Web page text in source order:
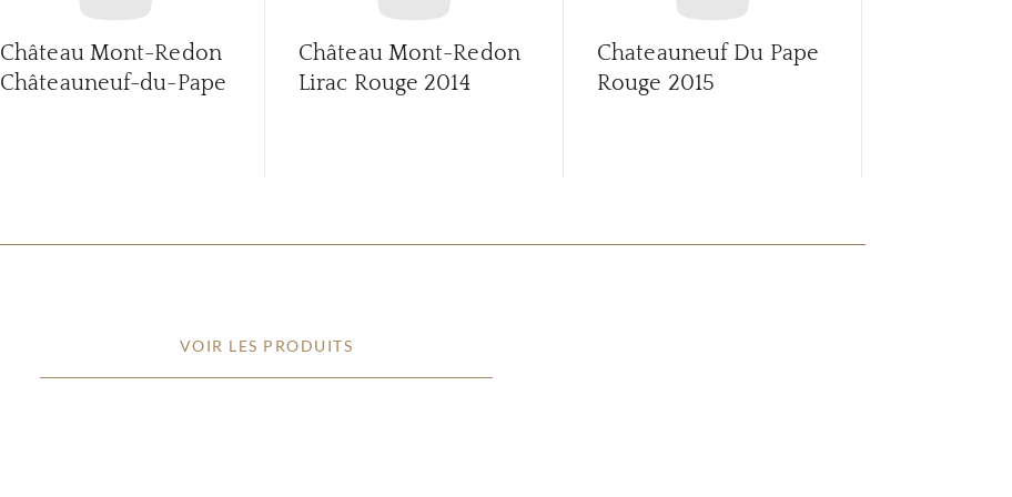
Château Mont-Redon
Châteauneuf-du-Pape
Château Mont-Redon
Lirac Rouge 2014
Chateauneuf Du Pape
Rouge 2015
VOIR LES PRODUITS